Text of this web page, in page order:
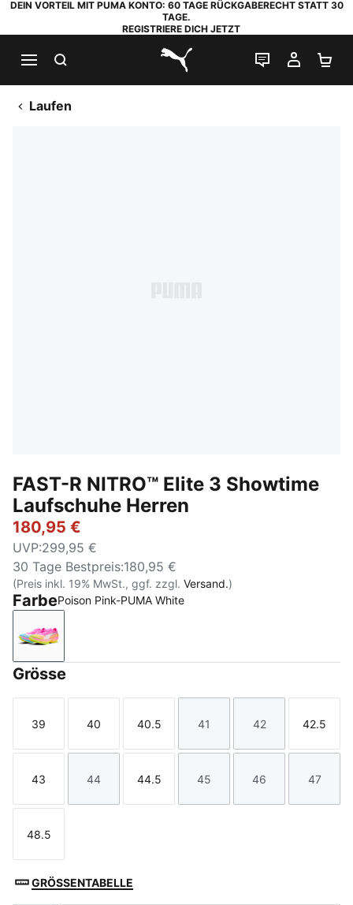
DEIN VORTEIL MIT PUMA KONTO: 60 TAGE RÜCKGABERECHT STATT 30
TAGE.
REGISTRIERE DICH JETZT
PUMA.com
LIVE-CHAT
MEIN
Laufen
FAST-R NITRO™ Elite 3 Showtime
Laufschuhe Herren
180,95 €
UVP:299,95 €
30 Tage Bestpreis:180,95 €
(Preis inkl. 19% MwSt., ggf. zzgl. Versand.)
FarbePoison Pink-PUMA White
Poison Pink-PUMA White
Grösse
Größe
39
Größe
40
Größe
40.5
Größe
41
Größe
42
Größe
42.5
Größe
43
Größe
44
Größe
44.5
Größe
45
Größe
46
Größe
47
Größe
48.5
GRÖSSENTABELLE